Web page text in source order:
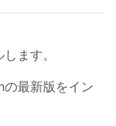
ます。
最新版をイン